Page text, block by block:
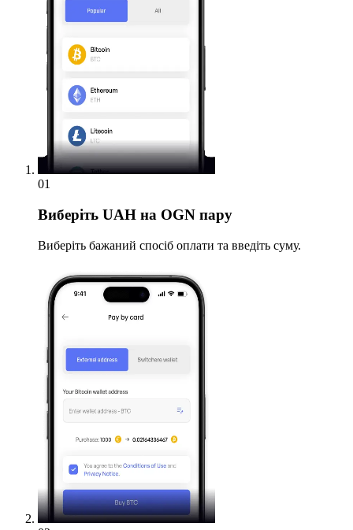
01
Виберіть UAH на OGN пару
Виберіть бажаний спосіб оплати та введіть суму.